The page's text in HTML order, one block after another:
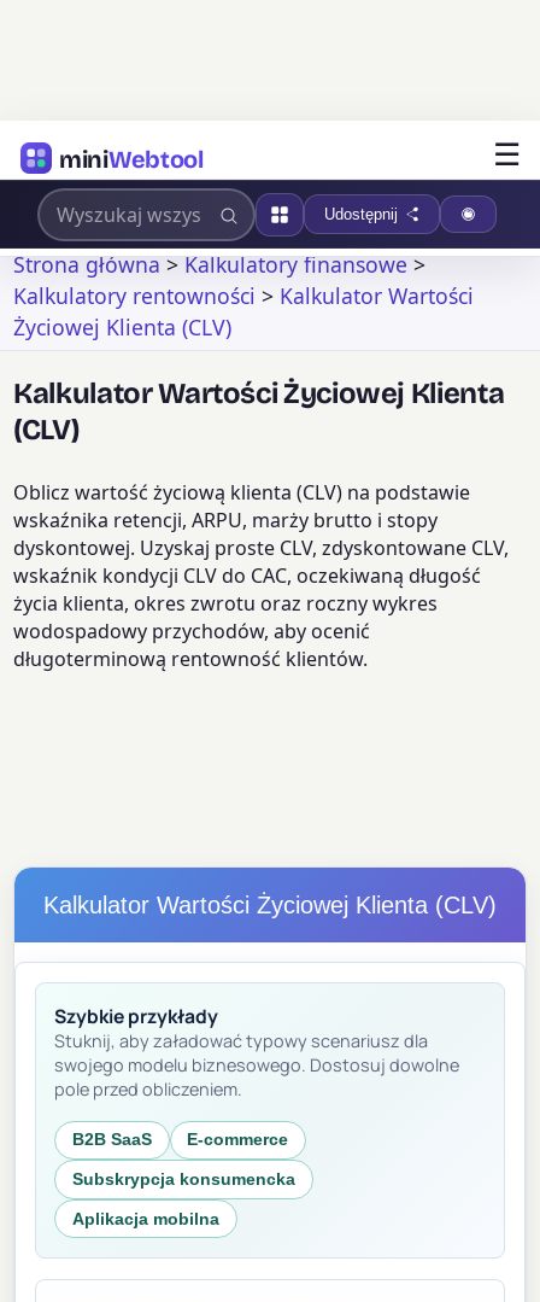
miniWebtool ☰
Udostępnij
Strona główna>Kalkulatory finansowe>
Kalkulatory rentowności > Kalkulator Wartości
Życiowej Klienta (CLV)
Kalkulator Wartości Życiowej Klienta
(CLV)
Oblicz wartość życiową klienta (CLV) na podstawie
wskaźnika retencji, ARPU, marży brutto i stopy
dyskontowej. Uzyskaj proste CLV, zdyskontowane CLV,
wskaźnik kondycji CLV do CAC, oczekiwaną długość
życia klienta, okres zwrotu oraz roczny wykres
wodospadowy przychodów, aby ocenić
długoterminową rentowność klientów.
Kalkulator Wartości Życiowej Klienta (CLV)
Szybkie przykłady
Stuknij, aby załadować typowy scenariusz dla
swojego modelu biznesowego. Dostosuj dowolne
pole przed obliczeniem.
B2B SaaS E-commerce
Subskrypcja konsumencka
Aplikacja mobilna